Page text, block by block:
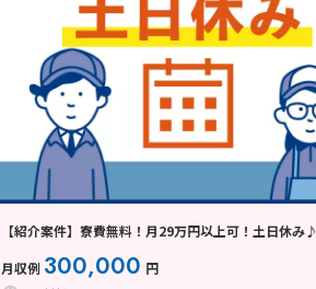
【紹介案件】寮費無料！月29万円以上可！土日休み♪
月収例 300,000 円